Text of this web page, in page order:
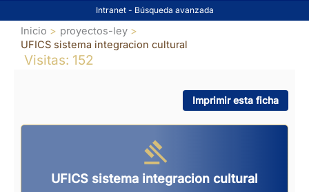
Intranet - Búsqueda avanzada
Inicio
proyectos-ley
UFICS sistema integracion cultural
Visitas: 152
Imprimir esta ficha
UFICS sistema integracion cultural